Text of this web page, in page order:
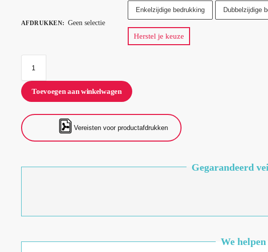
AFDRUKKEN: Geen selectie
Enkelzijdige bedrukking Dubbelzijdige
Herstel je keuze
Toevoegen aan winkelwagen
Vereisten voor productafdrukken
Gegarandeerd
We